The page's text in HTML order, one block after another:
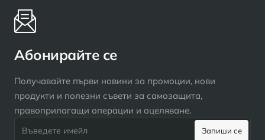
Абонирайте се
Получавайте първи новини за промоции, нови
продукти и полезни съвети за самозащита,
правоприлагащи операции и оцеляване.
имейл
Запиши се